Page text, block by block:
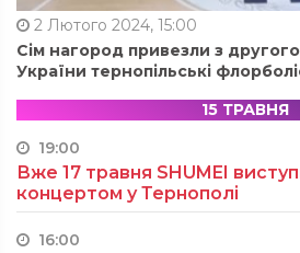
2 Лютого 2024, 15:00
Сім нагород привезли з
України тернопільські
15 ТРАВНЯ
19:00
Вже 17 травня SHUMEI
концертом у Тернополі
16:00